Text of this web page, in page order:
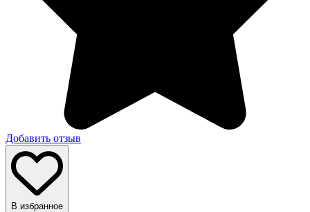
Добавить отзыв
В избранное